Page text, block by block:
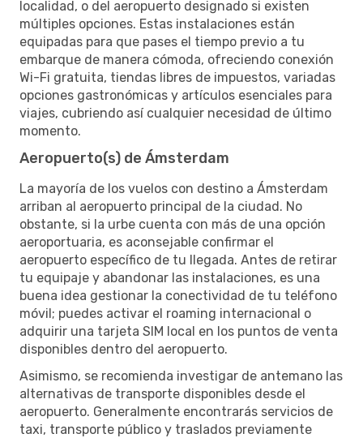
localidad, o del aeropuerto designado si existen
múltiples opciones. Estas instalaciones están
equipadas para que pases el tiempo previo a tu
embarque de manera cómoda, ofreciendo conexión
Wi-Fi gratuita, tiendas libres de impuestos, variadas
opciones gastronómicas y artículos esenciales para
viajes, cubriendo así cualquier necesidad de último
momento.
Aeropuerto(s) de Ámsterdam
La mayoría de los vuelos con destino a Ámsterdam
arriban al aeropuerto principal de la ciudad. No
obstante, si la urbe cuenta con más de una opción
aeroportuaria, es aconsejable confirmar el
aeropuerto específico de tu llegada. Antes de retirar
tu equipaje y abandonar las instalaciones, es una
buena idea gestionar la conectividad de tu teléfono
móvil; puedes activar el roaming internacional o
adquirir una tarjeta SIM local en los puntos de venta
disponibles dentro del aeropuerto.
Asimismo, se recomienda investigar de antemano las
alternativas de transporte disponibles desde el
aeropuerto. Generalmente encontrarás servicios de
taxi, transporte público y traslados previamente